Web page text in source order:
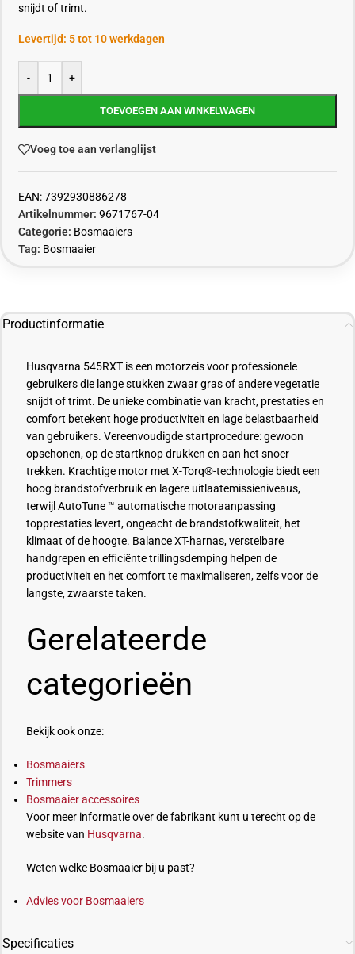
snijdt of trimt.
Levertijd: 5 tot 10 werkdagen
- +
TOEVOEGEN AAN WINKELWAGEN
Voeg toe aan verlanglijst
EAN:7392930886278
Artikelnummer: 9671767-04
Categorie: Bosmaaiers
Tag: Bosmaaier
Productinformatie
Husqvarna 545RXT is een motorzeis voor professionele
gebruikers die lange stukken zwaar gras of andere vegetatie
snijdt of trimt. De unieke combinatie van kracht, prestaties en
comfort betekent hoge productiviteit en lage belastbaarheid
van gebruikers. Vereenvoudigde startprocedure: gewoon
opschonen, op de startknop drukken en aan het snoer
trekken. Krachtige motor met X-Torq®-technologie biedt een
hoog brandstofverbruik en lagere uitlaatemissieniveaus,
terwijl AutoTune™ automatische motoraanpassing
topprestaties levert, ongeacht de brandstofkwaliteit, het
klimaat of de hoogte. Balance XT-harnas, verstelbare
handgrepen en efficiëntetrillingsdemping helpen de
productiviteit en het comfort te maximaliseren, zelfs voor de
langste, zwaarste taken.
Gerelateerde
categorieën
Bekijk ook onze:
Bosmaaiers
Trimmers
Bosmaaier accessoires
Voor meer informatie over de fabrikant kunt u terecht op de
website van Husqvarna.
Weten welke Bosmaaier bij u past?
Advies voor Bosmaaiers
Specificaties